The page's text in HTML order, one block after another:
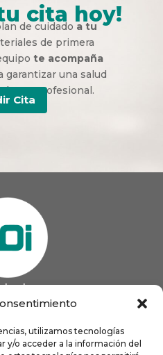
utilizamos tecnologías
y/o acceder a la información del
cita hoy!
de cuidado a tu
de primera
te acompaña
garantizar una salud
y profesional.
Cita
9:00 a 13:00 - 16:00 a 21:00